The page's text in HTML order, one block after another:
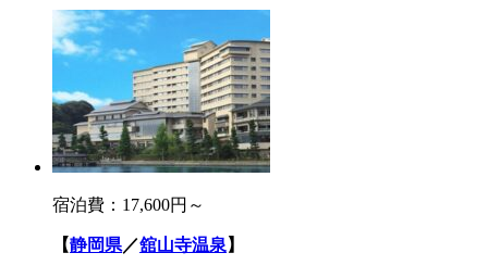
宿泊費： 17,600円～
【静岡県／舘山寺温泉 】